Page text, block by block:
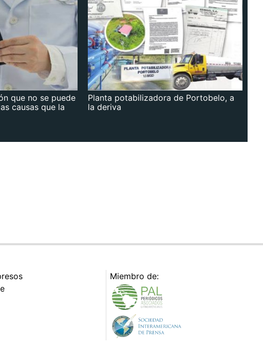
que no se puede
causas que la
Planta potabilizadora de Portobelo, a
la deriva
Miembro de: